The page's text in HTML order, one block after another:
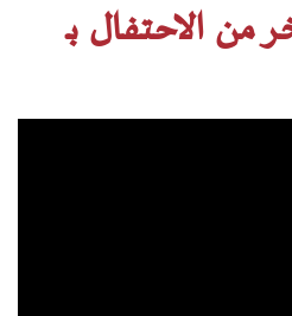
الاحتفال بـ